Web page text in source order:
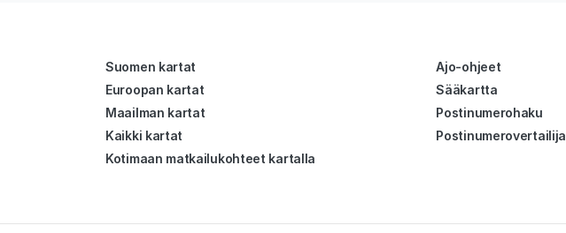
Suomen kartat
Euroopan kartat
Maailman kartat
Kaikki kartat
Kotimaan matkailukohteet kartalla
Ajo-ohjeet
Sääkartta
Postinumerohaku
Postinumerovertailija